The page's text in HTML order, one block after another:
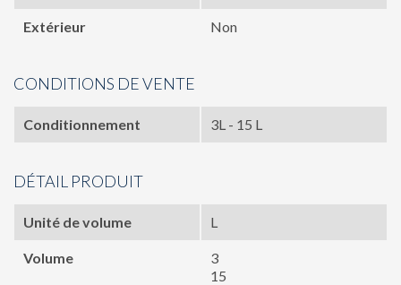
Extérieur Non
CONDITIONS DE VENTE
Conditionnement 3L - 15 L
DÉTAIL PRODUIT
Unité de volume L
Volume
3
15